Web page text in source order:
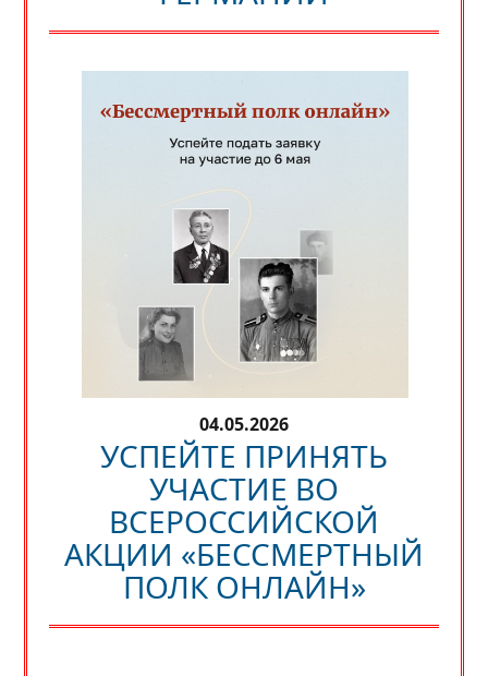
04.05.2026
УСПЕЙТЕ ПРИНЯТЬ
УЧАСТИЕ ВО
ВСЕРОССИЙСКОЙ
АКЦИИ «БЕССМЕРТНЫЙ
ПОЛК ОНЛАЙН»